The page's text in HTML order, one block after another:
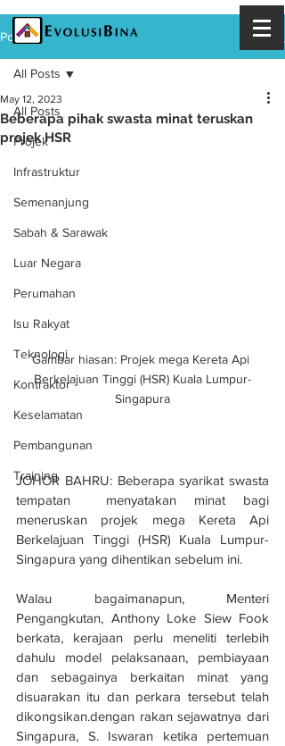
Post
All Posts
Projek
Infrastruktur
Semenanjung
Sabah & Sarawak
Luar Negara
Perumahan
Isu Rakyat
Teknologi
Kontraktor
Keselamatan
Pembangunan
Training
All Posts
Beberapa pihak swasta minat teruskan
projek HSR
May 12, 2023
Gambar hiasan: Projek mega Kereta Api
Berkelajuan Tinggi (HSR) Kuala Lumpur-
Singapura
JOHOR BAHRU: Beberapa syarikat swasta
tempatan  menyatakan minat bagi
meneruskan projek mega Kereta Api
Berkelajuan Tinggi (HSR) Kuala Lumpur-
Singapura yang dihentikan sebelum ini.
Walau bagaimanapun, Menteri
Pengangkutan, Anthony Loke Siew Fook
berkata, kerajaan perlu meneliti terlebih
dahulu model pelaksanaan, pembiayaan
dan sebagainya berkaitan minat yang
disuarakan itu dan perkara tersebut telah
dikongsikan.dengan rakan sejawatnya dari
Singapura, S. Iswaran ketika pertemuan